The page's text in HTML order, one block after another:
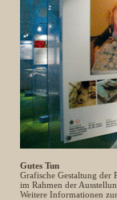
Gutes Tun
Grafische Gestaltung der
im Rahmen der
Weitere Informationen